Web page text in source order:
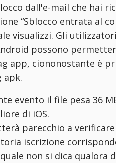
dall'e-mail che hai
“Sblocco entrata al
visualizzi. Gli
possono
app, ciononostante è
apk.
evento il file pesa 36
di iOS.
parecchio a
iscrizione
non si dica qualora